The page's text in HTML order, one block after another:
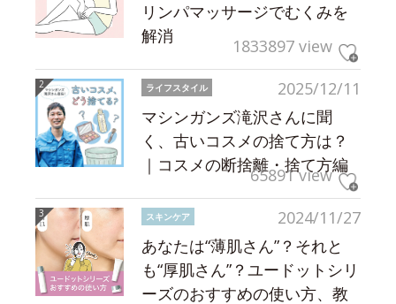
リンパマッサージでむくみを
解消
1833897 view
2025/12/11
ライフスタイル
マシンガンズ滝沢さんに聞
く、古いコスメの捨て方は？
｜コスメの断捨離・捨て方編
65891 view
2024/11/27
スキンケア
あなたは“薄肌さん”？それと
も“厚肌さん”？ユードットシリ
ーズのおすすめの使い方、教